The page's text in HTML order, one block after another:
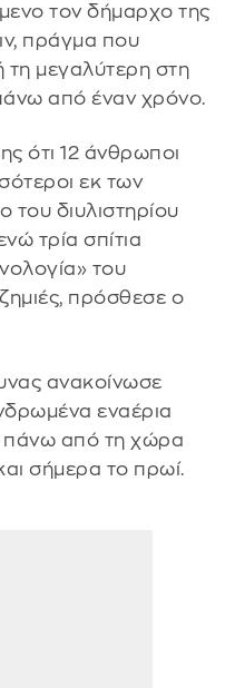
τον δήμαρχο της
πράγμα που
τη μεγαλύτερη στη
από έναν χρόνο.
ότι 12 άνθρωποι
εκ των
του διυλιστηρίου
τρία σπίτια
του
πρόσθεσε ο
ανακοίνωσε
εναέρια
πάνω από τη χώρα
σήμερα το πρωί.